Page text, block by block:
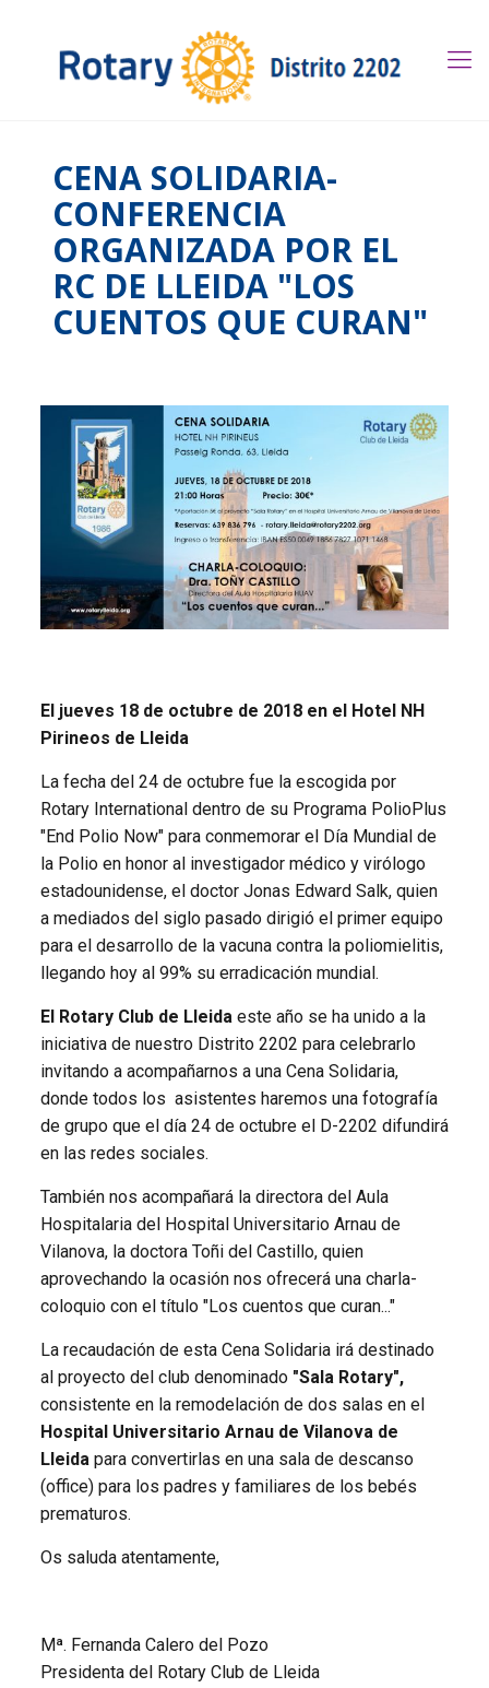
CENA SOLIDARIA-
CONFERENCIA
ORGANIZADA POR EL
RC DE LLEIDA "LOS
CUENTOS QUE CURAN"
El jueves 18 de octubre de 2018 en el Hotel NH
Pirineos de Lleida
La fecha del 24 de octubre fue la escogida por
Rotary International dentro de su Programa PolioPlus
"End Polio Now" para conmemorar el Día Mundial de
la Polio en honor al investigador médico y virólogo
estadounidense, el doctor Jonas Edward Salk, quien
a mediados del siglo pasado dirigió el primer equipo
para el desarrollo de la vacuna contra la poliomielitis,
llegando hoy al 99% su erradicación mundial.
El Rotary Club de Lleidaeste año se ha unido a la
iniciativa de nuestro Distrito 2202 para celebrarlo
invitando a acompañarnos a una Cena Solidaria,
donde todos los asistentes haremos una fotografía
de grupo que el día 24 de octubre el D-2202 difundirá
en las redes sociales.
También nos acompañará la directora del Aula
Hospitalaria del Hospital Universitario Arnau de
Vilanova, la doctora Toñi del Castillo, quien
aprovechando la ocasión nos ofrecerá una charla-
coloquio con el título "Los cuentos que curan..."
La recaudación de esta Cena Solidaria irá destinado
al proyecto del club denominado "Sala Rotary",
consistente en laremodelación de dos salas en el
Hospital Universitario Arnau de Vilanova de
Lleidapara convertirlas en una sala de descanso
(office) para los padres y familiares de los bebés
prematuros.
Os saluda atentamente,
Mª. Fernanda Calero del Pozo
Presidenta del Rotary Club de Lleida